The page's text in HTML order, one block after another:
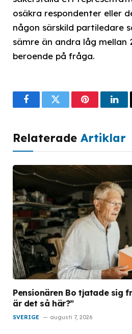
osäkra respondenter eller
någon särskild partiledare
sämre än andra låg mellan
beroende på fråga.
FacebookTwitterPinterest
Relaterade Artiklar
Pensionären Bo tjatade sig
är det så här?”
SVERIGE augusti 7, 2026